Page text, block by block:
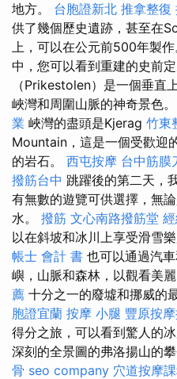
地方。 台胞證新北 推拿整復
供了幾個歷史遺跡，甚至在
上，可以在公元前500年製作
中，您可以看到重建的史前
（Prikestolen）是一個垂直
峽灣和周圍山脈的神奇景色。
業 峽灣的盡頭是Kjerag 竹東
Mountain，這是一個受歡迎
的岩石。 西屯按摩 台中筋膜
撥筋台中 跳躍後的第二天，
有無數的遊覽可供選擇，無
水。 撥筋 文心南路撥筋堂
以在斜坡和冰川上享受滑雪樂
帳士 會計 書 也可以通過汽
嶼，山脈和森林，以觀看美
薦 十分之一的廢墟和挪威的
胞證宜蘭 按摩 小腿 豐原按
得分之旅，可以看到驚人的
深刻的全景圖的弗洛揚山的攀
骨 seo company 穴道按摩